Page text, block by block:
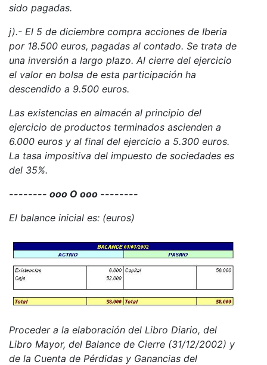
sido pagadas.
j).- El 5 de diciembre compra acciones de Iberia
por 18.500 euros, pagadas al contado. Se trata de
una inversión a largo plazo. Al cierre del ejercicio
el valor en bolsa de esta participación ha
descendido a 9.500 euros.
Las existencias en almacén al principio del
ejercicio de productos terminados ascienden a
6.000 euros y al final del ejercicio a 5.300 euros.
La tasa impositiva del impuesto de sociedades es
del 35%.
-------- ooo O ooo --------
El balance inicial es: (euros)
Proceder a la elaboración del Libro Diario, del
Libro Mayor, del Balance de Cierre (31/12/2002) y
de la Cuenta de Pérdidas y Ganancias del